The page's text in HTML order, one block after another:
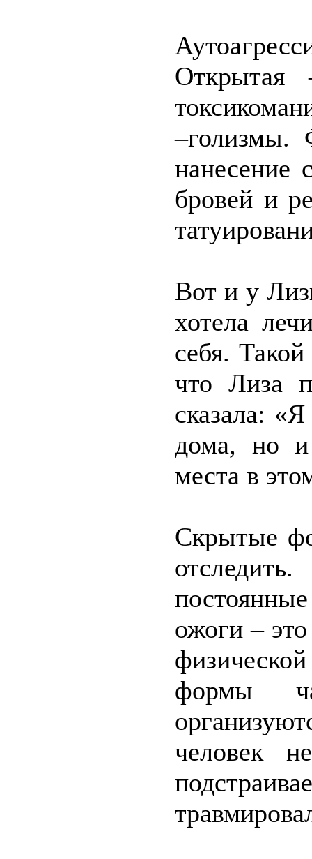
Открытая
–голизмы.
нанесение
бровей и
Вот и у
хотела
себя.
что Лиза
сказала:
дома, но
места в
Скрытые
ожоги –
формы
человек